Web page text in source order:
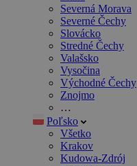
Severná Morava
Severné Čechy
Slovácko
Stredné Čechy
Valašsko
Vysočina
Východné Čechy
Znojmo
…
Poľsko
Všetko
Krakov
Kudowa-Zdrój